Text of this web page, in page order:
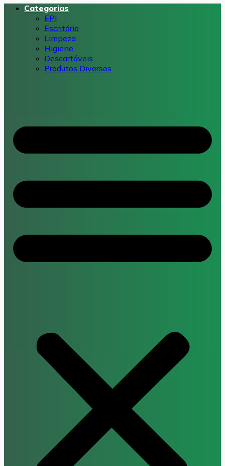
Categorias
EPI
Escritório
Limpeza
Higiene
Descartáveis
Produtos Diversos